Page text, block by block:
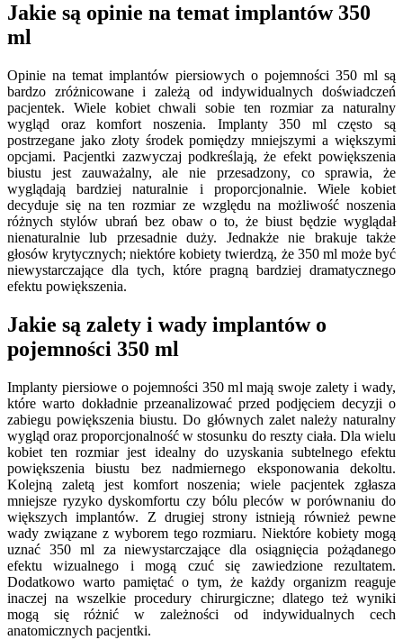
Jakie są opinie na temat implantów 350
ml
Opinie na temat implantów piersiowych o pojemności 350 ml są
bardzo zróżnicowane i zależą od indywidualnych doświadczeń
pacjentek. Wiele kobiet chwali sobie ten rozmiar za naturalny
wygląd oraz komfort noszenia. Implanty 350 ml często są
postrzegane jako złoty środek pomiędzy mniejszymi a większymi
opcjami. Pacjentki zazwyczaj podkreślają, że efekt powiększenia
biustu jest zauważalny, ale nie przesadzony, co sprawia, że
wyglądają bardziej naturalnie i proporcjonalnie. Wiele kobiet
decyduje się na ten rozmiar ze względu na możliwość noszenia
różnych stylów ubrań bez obaw o to, że biust będzie wyglądał
nienaturalnie lub przesadnie duży. Jednakże nie brakuje także
głosów krytycznych; niektóre kobiety twierdzą, że 350 ml może być
niewystarczające dla tych, które pragną bardziej dramatycznego
efektu powiększenia.
Jakie są zalety i wady implantów o
pojemności 350 ml
Implanty piersiowe o pojemności 350 ml mają swoje zalety i wady,
które warto dokładnie przeanalizować przed podjęciem decyzji o
zabiegu powiększenia biustu. Do głównych zalet należy naturalny
wygląd oraz proporcjonalność w stosunku do reszty ciała. Dla wielu
kobiet ten rozmiar jest idealny do uzyskania subtelnego efektu
powiększenia biustu bez nadmiernego eksponowania dekoltu.
Kolejną zaletą jest komfort noszenia; wiele pacjentek zgłasza
mniejsze ryzyko dyskomfortu czy bólu pleców w porównaniu do
większych implantów. Z drugiej strony istnieją również pewne
wady związane z wyborem tego rozmiaru. Niektóre kobiety mogą
uznać 350 ml za niewystarczające dla osiągnięcia pożądanego
efektu wizualnego i mogą czuć się zawiedzione rezultatem.
Dodatkowo warto pamiętać o tym, że każdy organizm reaguje
inaczej na wszelkie procedury chirurgiczne; dlatego też wyniki
mogą się różnić w zależności od indywidualnych cech
anatomicznych pacjentki.